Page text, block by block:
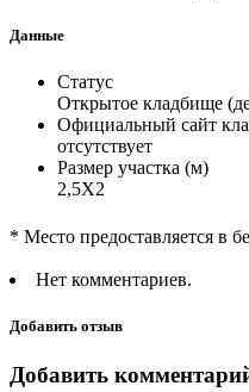
Данные
Статус
Открытое кладбище
Официальный сайт
отсутствует
Размер участка (м)
2,5Х2
* Место предоставляется в
Нет комментариев.
Добавить отзыв
Добавить